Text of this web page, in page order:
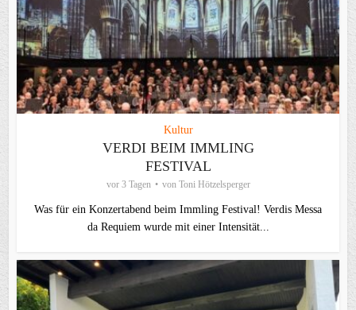
Kultur
VERDI BEIM IMMLING
FESTIVAL
vor 3 Tagen von Toni Hötzelsperger
Was für ein Konzertabend beim Immling Festival! Verdis Messa
da Requiem wurde mit einer Intensität...